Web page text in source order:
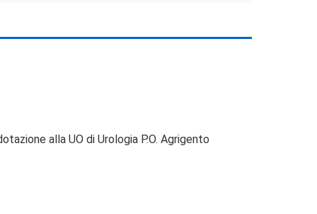
alla UO di Urologia P.O. Agrigento